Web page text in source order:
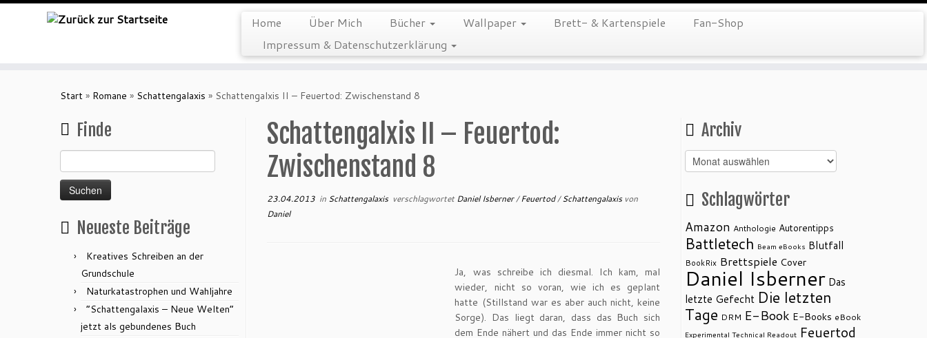
Home Über Mich Bücher Wallpaper Brett- & Kartenspiele
Fan-Shop
Impressum & Datenschutzerklärung
Start » Romane » Schattengalaxis » Schattengalxis II – Feuertod: Zwischenstand 8
Finde
nach:
Neueste Beiträge
Kreatives Schreiben an der
Grundschule
Naturkatastrophen und Wahljahre
“Schattengalaxis – Neue Welten”
jetzt als gebundenes Buch
Schattengalxis II – Feuertod:
Zwischenstand 8
23.04.2013 in Schattengalaxis verschlagwortetDaniel Isberner/Feuertod/Schattengalaxis von
Daniel
Ja, was schreibe ich diesmal. Ich kam, mal
wieder, nicht so voran, wie ich es geplant
hatte (Stillstand war es aber auch nicht, keine
Sorge). Das liegt daran, dass das Buch sich
dem Ende nähert und das Ende immer nicht so
Archiv
Archiv
Schlagwörter
Amazon Anthologie Autorentipps
Battletech Beam eBooks Blutfall
BookRix Brettspiele Cover
Daniel Isberner Das
letzte Gefecht Die letzten
Tage DRM E-Book E-Books eBook
Experimental Technical Readout Feuertod